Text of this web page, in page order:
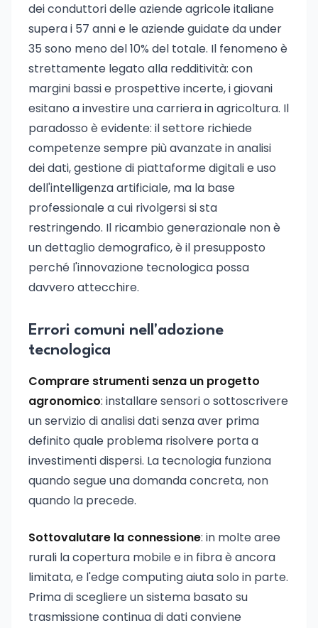
dei conduttori delle aziende agricole italiane
supera i 57 anni e le aziende guidate da under
35 sono meno del 10% del totale. Il fenomeno è
strettamente legato alla redditività: con
margini bassi e prospettive incerte, i giovani
esitano a investire una carriera in agricoltura. Il
paradosso è evidente: il settore richiede
competenze sempre più avanzate in analisi
dei dati, gestione di piattaforme digitali e uso
dell'intelligenza artificiale, ma la base
professionale a cui rivolgersi si sta
restringendo. Il ricambio generazionale non è
un dettaglio demografico, è il presupposto
perché l'innovazione tecnologica possa
davvero attecchire.
Errori comuni nell'adozione
tecnologica
Comprare strumenti senza un progetto
agronomico: installare sensori o sottoscrivere
un servizio di analisi dati senza aver prima
definito quale problema risolvere porta a
investimenti dispersi. La tecnologia funziona
quando segue una domanda concreta, non
quando la precede.
Sottovalutare la connessione: in molte aree
rurali la copertura mobile e in fibra è ancora
limitata, e l'edge computing aiuta solo in parte.
Prima di scegliere un sistema basato su
trasmissione continua di dati conviene